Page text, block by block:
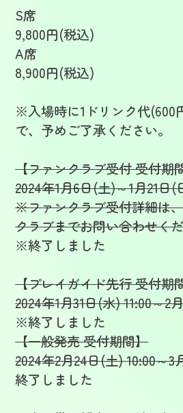
S席
9,800円(税込)
A席
8,900円(税込)
※入場時に1ドリンク代(600
で、予めご了承ください。
【ファンクラブ受付 受付期
2024年1月6日(土)～1月21日(
※ファンクラブ受付詳細は
クラブまでお問い合わせく
※終了しました
【プレイガイド先行 受付期
2024年1月31日(水) 11:00～2
※終了しました
【一般発売 受付期間】
2024年2月24日(土) 10:00～3
終了しました